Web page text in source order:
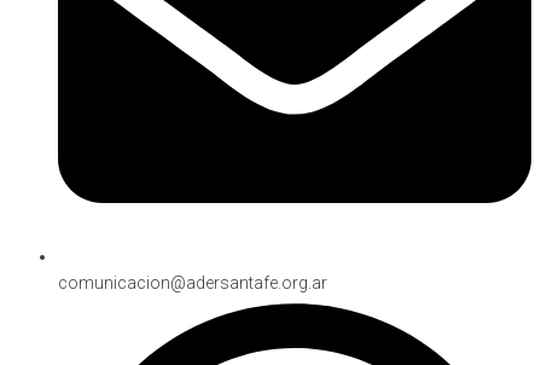
comunicacion@adersantafe.org.ar